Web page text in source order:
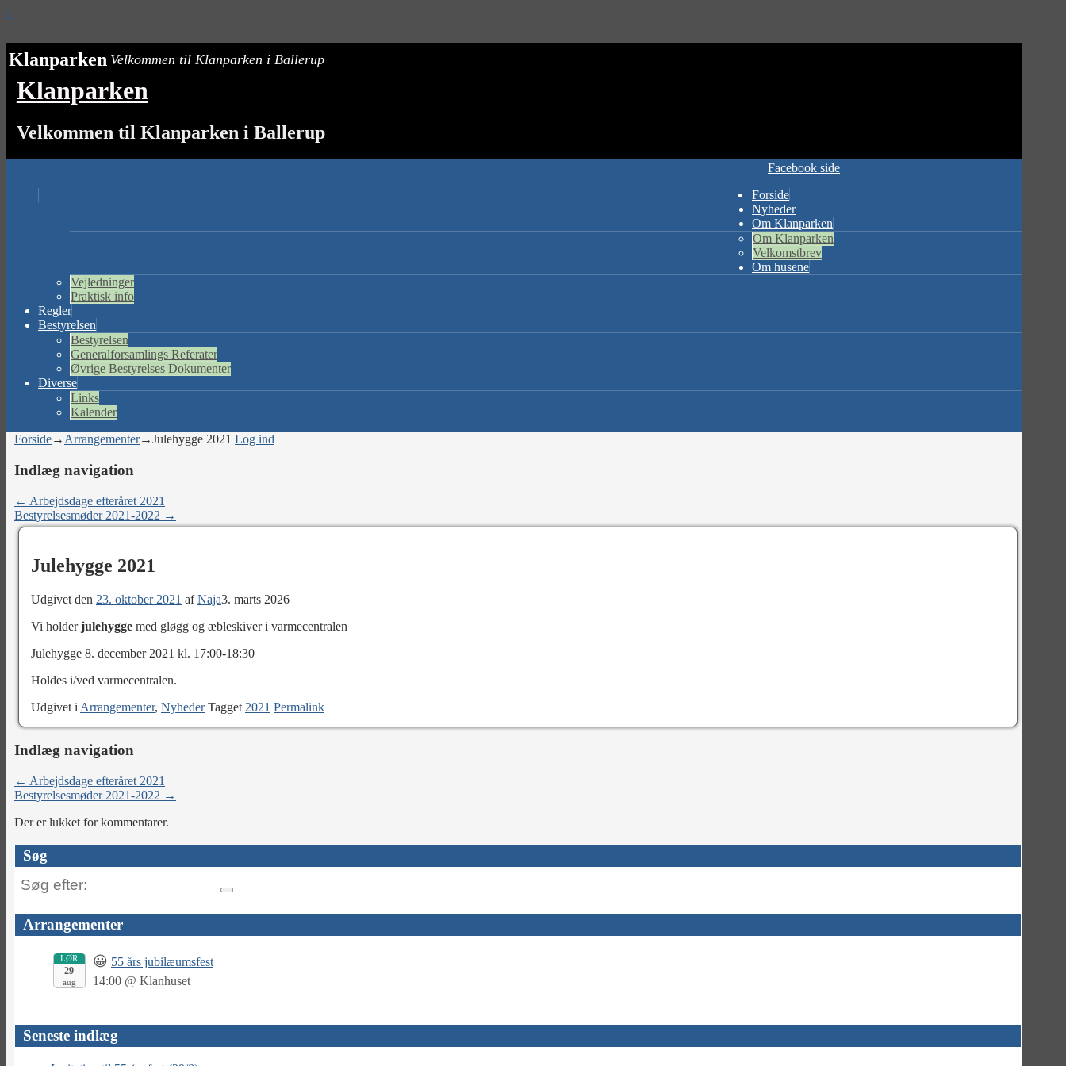
↓
Klanparken Velkommen til Klanparken i Ballerup
Klanparken
Velkommen til Klanparken i Ballerup
Facebook side
Forside
Nyheder
Om Klanparken
Om Klanparken
Velkomstbrev
Om husene
Vejledninger
Praktisk info
Regler
Bestyrelsen
Bestyrelsen
Generalforsamlings Referater
Øvrige Bestyrelses Dokumenter
Diverse
Links
Kalender
Forside→ Arrangementer→Julehygge 2021 Log ind
Indlæg navigation
← Arbejdsdage efteråret 2021
Bestyrelsesmøder 2021-2022 →
Julehygge 2021
Udgivet den 23. oktober 2021 afNaja3. marts 2026
Vi holderjulehygge med gløgg og æbleskiver i varmecentralen
Julehygge 8. december 2021 kl. 17:00-18:30
Holdes i/ved varmecentralen.
Udgivet i Arrangementer, Nyheder Tagget 2021 Permalink
Indlæg navigation
← Arbejdsdage efteråret 2021
Bestyrelsesmøder 2021-2022 →
Der er lukket for kommentarer.
Søg
Søg
Arrangementer
LØR
29
aug
😀 55 års jubilæumsfest
14:00 @ Klanhuset
Seneste indlæg